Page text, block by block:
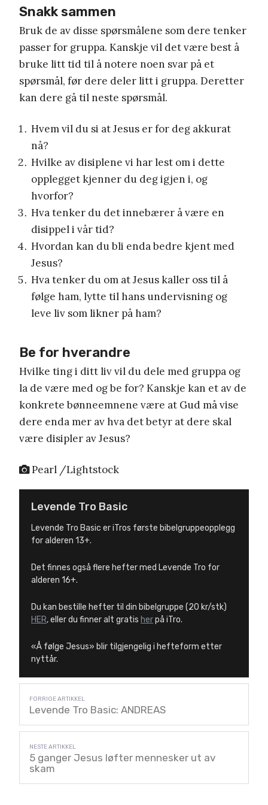
Snakk sammen
Bruk de av disse spørsmålene som dere tenker
passer for gruppa. Kanskje vil det være best å
bruke litt tid til å notere noen svar på et
spørsmål, før dere deler litt i gruppa. Deretter
kan dere gå til neste spørsmål.
Hvem vil du si at Jesus er for deg akkurat
nå?
Hvilke av disiplene vi har lest om i dette
opplegget kjenner du deg igjen i, og
hvorfor?
Hva tenker du det innebærer å være en
disippel i vår tid?
Hvordan kan du bli enda bedre kjent med
Jesus?
Hva tenker du om at Jesus kaller oss til å
følge ham, lytte til hans undervisning og
leve liv som likner på ham?
Be for hverandre
Hvilke ting i ditt liv vil du dele med gruppa og
la de være med og be for? Kanskje kan et av de
konkrete bønneemnene være at Gud må vise
dere enda mer av hva det betyr at dere skal
være disipler av Jesus?
Pearl /Lightstock
Levende Tro Basic
Levende Tro Basic er iTros første bibelgruppeopplegg
for alderen 13+.
Det finnes også flere hefter med Levende Tro for
alderen 16+.
Du kan bestille hefter til din bibelgruppe (20 kr/stk)
HER, eller du finner alt gratis herpå iTro.
«Å følge Jesus» blir tilgjengelig i hefteform etter
nyttår.
Levende Tro Basic: ANDREAS
5 ganger Jesus løfter mennesker ut av
skam